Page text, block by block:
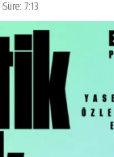
Süre: 7:13